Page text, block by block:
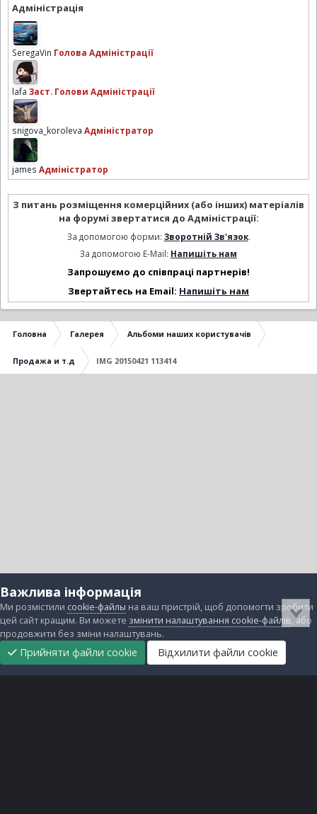
Адміністрація
SeregaVin Голова Адміністрації
lafa Заст. Голови Адміністрації
snigova_koroleva Адміністратор
james Адміністратор
З питань розміщення комерційних (або інших) матеріалів
на форумі звертатися до Адміністрації:
За допомогою форми: Зворотній Зв'язок.
За допомогою E-Mail: Напишіть нам
Запрошуємо до співпраці партнерів!
Звертайтесь на Email: Напишіть нам
Головна Галерея Альбоми наших користувачів
Продажа и т.д IMG 20150421 113414
Важлива інформація
Ми розмістили cookie-файлы на ваш пристрій, щоб допомогти зробити
цей сайт кращим. Ви можете змінити налаштування cookie-файлів, або
продовжити без зміни налаштувань.
Прийняти файли cookie Відхилити файли cookie
Головна
Підтримати
нас
Прибрати
рекламу
Завантаження Непрочитані Реєстрація